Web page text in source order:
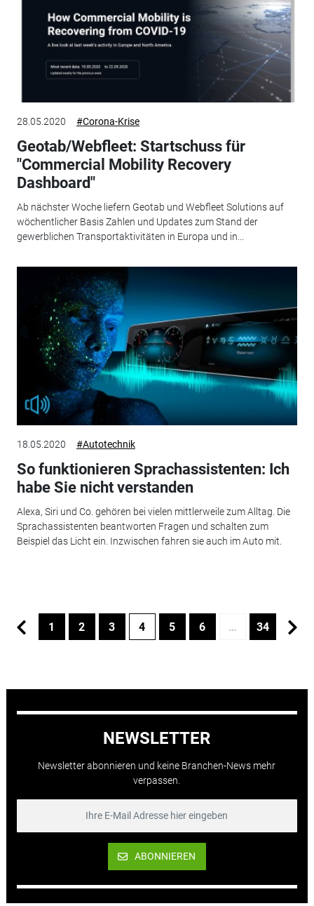
28.05.2020 #Corona-Krise
Geotab/Webfleet: Startschuss für
"Commercial Mobility Recovery
Dashboard"
Ab nächster Woche liefern Geotab und Webfleet Solutions auf
wöchentlicher Basis Zahlen und Updates zum Stand der
gewerblichen Transportaktivitäten in Europa und in...
18.05.2020 #Autotechnik
So funktionieren Sprachassistenten: Ich
habe Sie nicht verstanden
Alexa, Siri und Co. gehören bei vielen mittlerweile zum Alltag. Die
Sprachassistenten beantworten Fragen und schalten zum
Beispiel das Licht ein. Inzwischen fahren sie auch im Auto mit.
1 2 3 4 5 6 … 34
NEWSLETTER
Newsletter abonnieren und keine Branchen-News mehr
verpassen.
ABONNIEREN